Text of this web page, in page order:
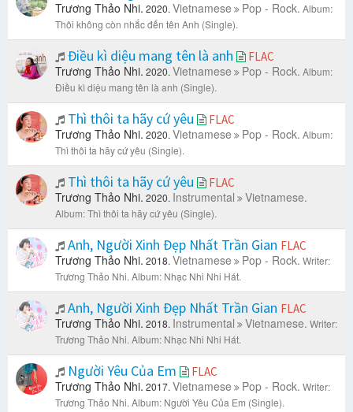
Trương Thảo Nhi. 2020. Vietnamese Pop - Rock. Album:
Thôi không còn nhắc đến tên Anh (Single).
Điều kì diệu mang tên là anh FLAC
Trương Thảo Nhi. 2020. Vietnamese Pop - Rock. Album:
Điều kì diệu mang tên là anh (Single).
Thì thôi ta hãy cứ yêu FLAC
Trương Thảo Nhi. 2020. Vietnamese Pop - Rock. Album:
Thì thôi ta hãy cứ yêu (Single).
Thì thôi ta hãy cứ yêu FLAC
Trương Thảo Nhi. 2020. Instrumental Vietnamese.
Album: Thì thôi ta hãy cứ yêu (Single).
Anh, Người Xinh Đẹp Nhất Trần Gian FLAC
Trương Thảo Nhi. 2018. Vietnamese Pop - Rock. Writer:
Trương Thảo Nhi. Album: Nhạc Nhi Nhi Hát.
Anh, Người Xinh Đẹp Nhất Trần Gian FLAC
Trương Thảo Nhi. 2018. Instrumental Vietnamese. Writer:
Trương Thảo Nhi. Album: Nhạc Nhi Nhi Hát.
Người Yêu Của Em FLAC
Trương Thảo Nhi. 2017. Vietnamese Pop - Rock. Writer:
Trương Thảo Nhi. Album: Người Yêu Của Em (Single).